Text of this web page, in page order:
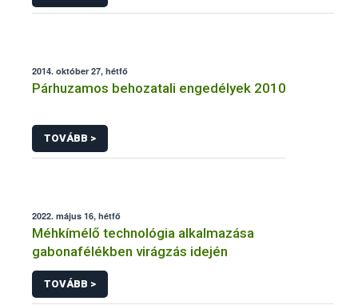
2014. október 27, hétfő
Párhuzamos behozatali engedélyek 2010
TOVÁBB >
2022. május 16, hétfő
Méhkímélő technológia alkalmazása
gabonafélékben virágzás idején
TOVÁBB >